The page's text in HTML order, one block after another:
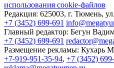
использования cookie-файлов
Редакция: 625003, г. Тюмень,
+7 (3452) 699-691
Главный редактор: Бегун
+7 (3452) 699-691
Размещение рекламы: Кухарь
+7-919-951-35-94, +7 (3452)